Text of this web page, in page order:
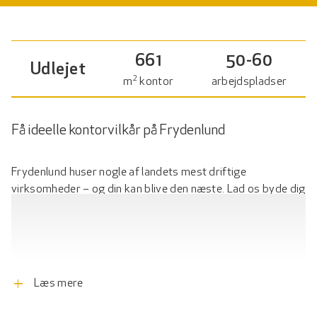
Udlejet 661
m2 kontor
50-60
arbejdspladser
Få ideelle kontorvilkår på Frydenlund
Frydenlund huser nogle af landets mest driftige
virksomheder – og din kan blive den næste. Lad os byde dig
græsplæner, hvor frokosten eller eftermiddagskaffen kan
add Læs mere